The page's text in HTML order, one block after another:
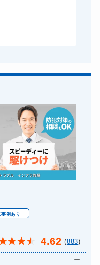
例あり
★★★ 4.62 (883)
ー